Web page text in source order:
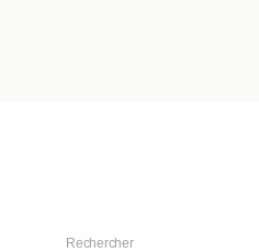
Rechercher